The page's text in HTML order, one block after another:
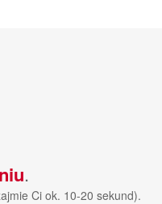
.
Ci ok. 10-20 sekund).